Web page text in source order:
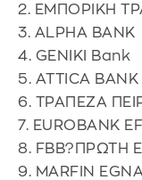
2. ΕΜΠΟΡΙΚΗ
3. ALPHA BANK
4. GENIKI Bank
5. ATTICA BANK
6. ΤΡΑΠΕΖΑ
7. EUROBANK
8. FBB?ΠΡΩΤΗ
9. MARFIN